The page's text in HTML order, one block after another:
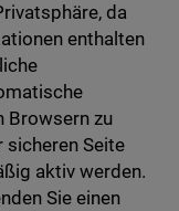
da
enthalten
Browsern zu
sicheren Seite
aktiv werden.
Sie einen